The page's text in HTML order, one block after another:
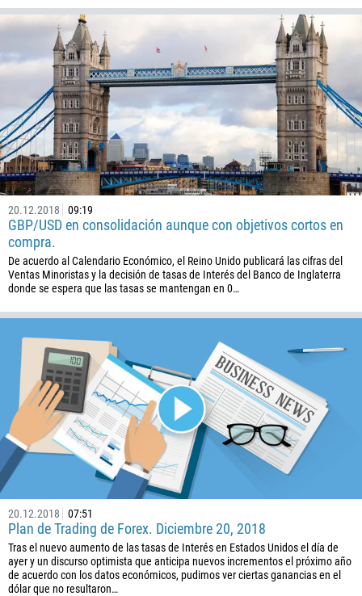
20.12.2018 09:19
GBP/USD en consolidación aunque con objetivos cortos en
compra.
De acuerdo al Calendario Económico, el Reino Unido publicará las cifras del
Ventas Minoristas y la decisión de tasas de Interés del Banco de Inglaterra
donde se espera que las tasas se mantengan en 0…
20.12.2018 07:51
Plan de Trading de Forex. Diciembre 20, 2018
Tras el nuevo aumento de las tasas de Interés en Estados Unidos el día de
ayer y un discurso optimista que anticipa nuevos incrementos el próximo año
de acuerdo con los datos económicos, pudimos ver ciertas ganancias en el
dólar que no resultaron…
Callback
Número telefónico
1
93
213
1684
376
244
1264
672
1268
54
374
61
43
994
1242
Programar una llamada
Ingresa tu email
Escribe tu comentario, si es necesario
PEDIR UNA LLAMADA